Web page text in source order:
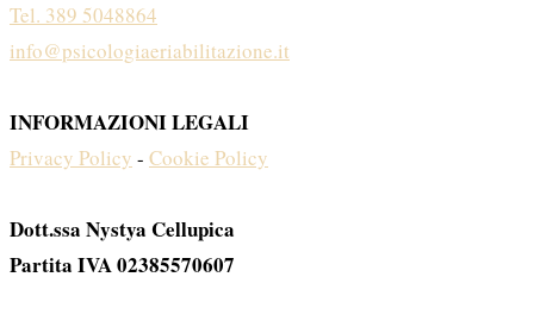
Tel. 389 5048864
info@psicologiaeriabilitazione.it
INFORMAZIONI LEGALI
Privacy Policy - Cookie Policy
Dott.ssa Nystya Cellupica
Partita IVA 02385570607